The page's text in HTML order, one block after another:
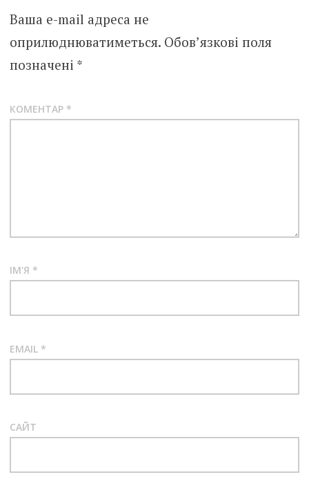
Ваша e-mail адреса не
оприлюднюватиметься. Обов’язкові поля
позначені *
КОМЕНТАР *
ІМ'Я *
EMAIL *
САЙТ